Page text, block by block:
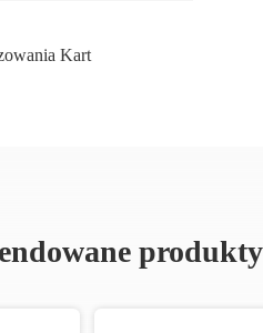
Kart
produkty